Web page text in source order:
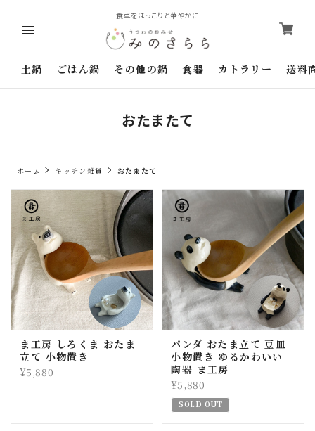
食卓をほっこりと華やかに
土鍋 ごはん鍋 その他の鍋 食器 カトラリー 送料
おたまたて
ホーム キッチン雑貨 おたまたて
ま工房 しろくま おたま
立て 小物置き
¥5,880
パンダ おたま立て 豆皿
小物置き ゆるかわいい
陶器 ま工房
¥5,880
SOLD OUT